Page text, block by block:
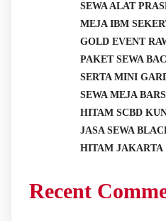
SEWA ALAT
MEJA IBM
GOLD EVENT
PAKET SEWA
SERTA MINI
SEWA MEJA
HITAM SCBD
JASA SEWA
HITAM JAKARTA
Recent